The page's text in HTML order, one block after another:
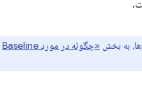
«چگونه در مورد Baseline